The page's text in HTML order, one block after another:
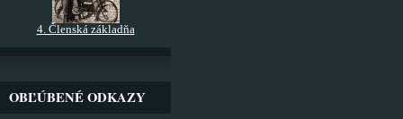
4. Členská základňa
OBĽÚBENÉ ODKAZY